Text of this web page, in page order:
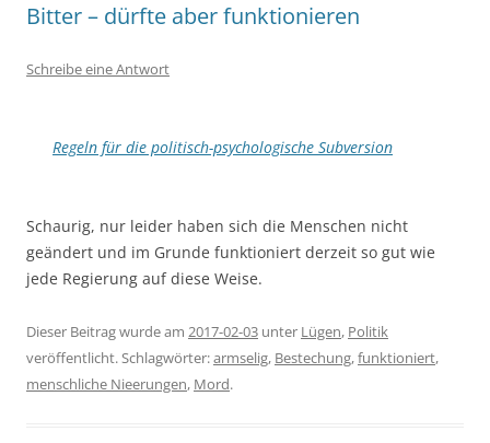
Bitter – dürfte aber funktionieren
Schreibe eine Antwort
Regeln für die politisch-psychologische Subversion
Schaurig, nur leider haben sich die Menschen nicht
geändert und im Grunde funktioniert derzeit so gut wie
jede Regierung auf diese Weise.
Dieser Beitrag wurde am 2017-02-03 unter Lügen, Politik
veröffentlicht. Schlagwörter:armselig, Bestechung,funktioniert,
menschliche Nieerungen, Mord.